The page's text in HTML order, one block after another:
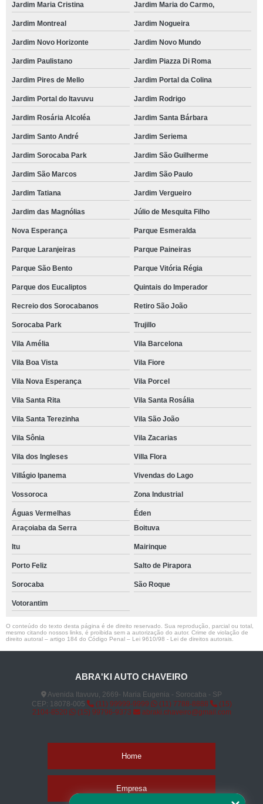
Jardim Maria Cristina Jardim Maria do Carmo,
Jardim Montreal Jardim Nogueira
Jardim Novo Horizonte Jardim Novo Mundo
Jardim Paulistano Jardim Piazza Di Roma
Jardim Pires de Mello Jardim Portal da Colina
Jardim Portal do Itavuvu Jardim Rodrigo
Jardim Rosária Alcoléa Jardim Santa Bárbara
Jardim Santo André Jardim Seriema
Jardim Sorocaba Park Jardim São Guilherme
Jardim São Marcos Jardim São Paulo
Jardim Tatiana Jardim Vergueiro
Jardim das Magnólias Júlio de Mesquita Filho
Nova Esperança Parque Esmeralda
Parque Laranjeiras Parque Paineiras
Parque São Bento Parque Vitória Régia
Parque dos Eucaliptos Quintais do Imperador
Recreio dos Sorocabanos Retiro São João
Sorocaba Park Trujillo
Vila Amélia Vila Barcelona
Vila Boa Vista Vila Fiore
Vila Nova Esperança Vila Porcel
Vila Santa Rita Vila Santa Rosália
Vila Santa Terezinha Vila São João
Vila Sônia Vila Zacarias
Vila dos Ingleses Villa Flora
Villágio Ipanema Vivendas do Lago
Vossoroca Zona Industrial
Águas Vermelhas
Éden
Araçoiaba da Serra
Boituva
Itu Mairinque
Porto Feliz Salto de Pirapora
Sorocaba São Roque
Votorantim
O conteúdo do texto desta página é de direito reservado. Sua reprodução, parcial ou total,
mesmo citando nossos links, é proibida sem a autorização do autor. Crime de violação de
direito autoral – artigo 184 do Código Penal – Lei 9610/98 - Lei de direitos autorais
ABRA'KI AUTO CHAVEIRO
Avenida Itavuvu, 2669- Maria Eugenia - Sorocaba - SP
CEP: 18078-005
(11) 99999-9999 (11) 7788-8888
(15)
2104-8520
(15) 99796-9373 abraki.chaveiro@gmail.com
Home
Empresa